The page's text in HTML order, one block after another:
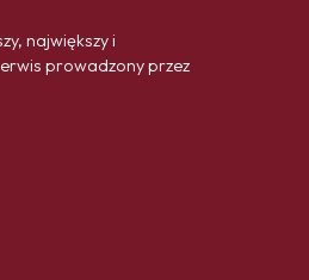
największy i
prowadzony przez